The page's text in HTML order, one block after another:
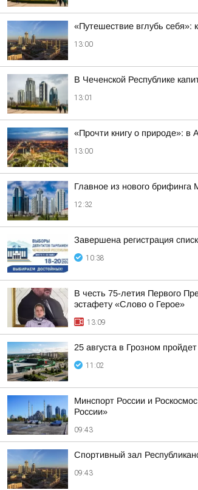
«Путешествие вглубь себя»:
13:00
В Чеченской Республике
13:01
«Прочти книгу о природе»: в
13:00
Главное из нового брифинга
12:32
Завершена регистрация
10:38
В честь 75-летия Первого
эстафету «Слово о Герое»
13:09
25 августа в Грозном
11:02
Минспорт России и
России»
09:43
Спортивный зал
09:43